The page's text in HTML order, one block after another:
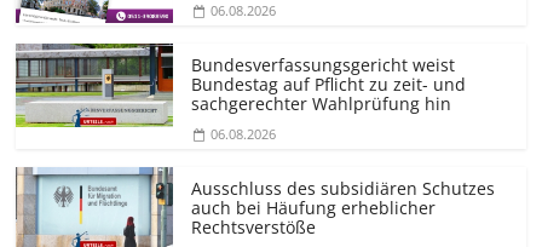
06.08.2026
Bundesver­fassungsgericht weist
Bundestag auf Pflicht zu zeit- und
sachgerechter Wahlprüfung hin
06.08.2026
Ausschluss des subsidiären Schutzes
auch bei Häufung erheblicher
Rechtsverstöße